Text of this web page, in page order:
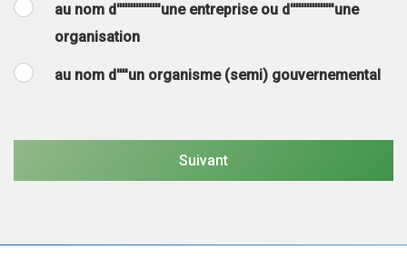
au nom d''''''''''''''''une entreprise ou d''''''''''''''''une
organisation
au nom d''''un organisme (semi) gouvernemental